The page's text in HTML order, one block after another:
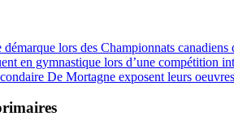
lors des Championnats canadiens
en gymnastique lors d’une compétition
De Mortagne exposent leurs